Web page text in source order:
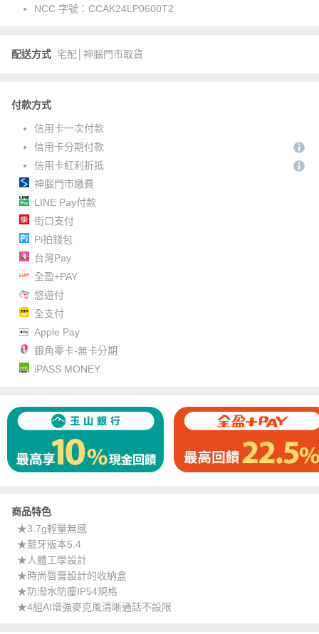
NCC 字號： CCAK24LP0600T2
配送方式 宅配│神腦門市取貨
付款方式
信用卡一次付款
信用卡分期付款
信用卡紅利折抵
神腦門市繳費
LINE Pay付款
街口支付
Pi拍錢包
台灣Pay
全盈+PAY
悠遊付
全支付
Apple Pay
銀角零卡-無卡分期
iPASS MONEY
商品特色
★3.7g輕量無感
★藍牙版本5.4
★人體工學設計
★時尚唇膏設計的收納盒
★防潑水防塵IP54規格
★4組AI增強麥克風清晰通話不設限